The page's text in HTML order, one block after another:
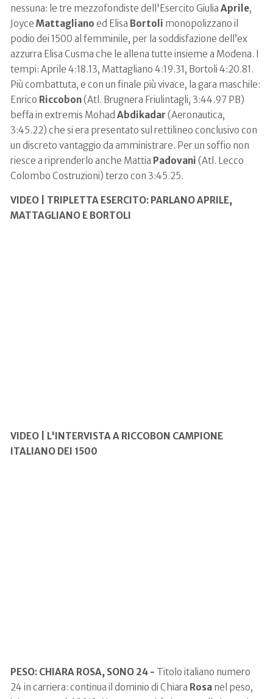
nessuna: le tre mezzofondiste dell'Esercito Giulia Aprile,
Joyce Mattagliano ed Elisa Bortoli monopolizzano il
podio dei 1500 al femminile, per la soddisfazione dell’ex
azzurra Elisa Cusma che le allena tutte insieme a Modena. I
tempi: Aprile 4:18.13, Mattagliano 4:19.31, Bortoli 4:20.81.
Più combattuta, e con un finale più vivace, la gara maschile:
Enrico Riccobon(Atl. Brugnera Friulintagli, 3:44.97 PB)
beffa in extremis Mohad Abdikadar (Aeronautica,
3:45.22) che si era presentato sul rettilineo conclusivo con
un discreto vantaggio da amministrare. Per un soffio non
riesce a riprenderlo anche Mattia Padovani (Atl. Lecco
Colombo Costruzioni) terzo con 3:45.25.
VIDEO | TRIPLETTA ESERCITO: PARLANO APRILE,
MATTAGLIANO E BORTOLI
VIDEO | L'INTERVISTA A RICCOBON CAMPIONE
ITALIANO DEI 1500
PESO: CHIARA ROSA, SONO 24 - Titolo italiano numero
24 in carriera: continua il dominio di Chiara Rosa nel peso,